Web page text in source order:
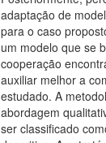
adaptação de
para o caso
um modelo que se
cooperação
auxiliar melhor a
estudado. A
abordagem
ser classificado